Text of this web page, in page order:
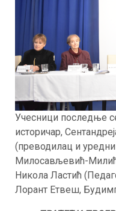
Учесници последње
историчар,
(преводилац и
Милосављевић-
Никола Ластић
Лорант Етвеш,